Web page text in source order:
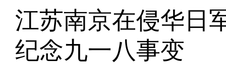
江苏南京在侵华日
纪念九一八事变